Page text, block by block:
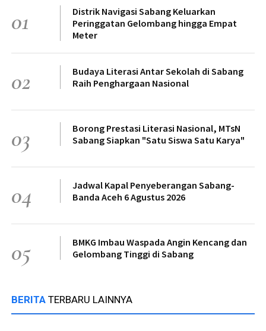
01
Distrik Navigasi Sabang Keluarkan
Peringgatan Gelombang hingga Empat
Meter
02
Budaya Literasi Antar Sekolah di Sabang
Raih Penghargaan Nasional
03
Borong Prestasi Literasi Nasional, MTsN
Sabang Siapkan "Satu Siswa Satu Karya"
04
Jadwal Kapal Penyeberangan Sabang-
Banda Aceh 6 Agustus 2026
05
BMKG Imbau Waspada Angin Kencang dan
Gelombang Tinggi di Sabang
BERITA TERBARU LAINNYA